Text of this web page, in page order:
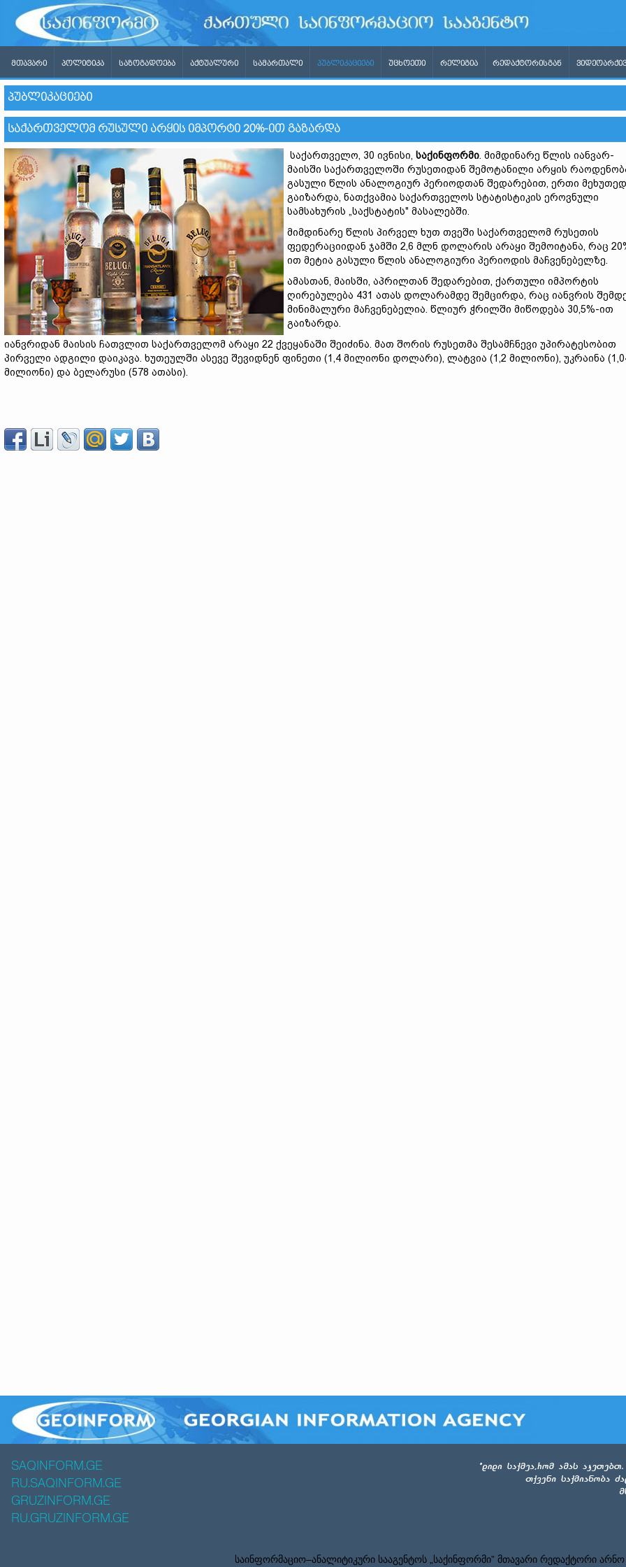
ᲛᲗᲐᲕᲐᲠᲘ ᲞᲝᲚᲘᲢᲘᲙᲐ ᲡᲐᲖᲝᲒᲐᲓᲝᲔᲑᲐ ᲐᲥᲢᲣᲐᲚᲣᲠᲘ ᲡᲐᲛᲐᲠᲗᲐᲚᲘ ᲞᲣᲑᲚᲘᲙᲐᲪᲘᲔᲑᲘ ᲣᲪᲮᲝᲔᲗᲘ ᲠᲔᲚᲘᲒᲘᲐ ᲠᲔᲓᲐᲥᲢᲝᲠᲘᲡᲒᲐᲜ
ᲞᲣᲑᲚᲘᲙᲐᲪᲘᲔᲑᲘ
ᲡᲐᲥᲐᲠᲗᲕᲔᲚᲝᲛ ᲠᲣᲡᲣᲚᲘ ᲐᲠᲧᲘᲡ ᲘᲛᲞᲝᲠᲢᲘ 20%-ᲘᲗ ᲒᲐᲖᲐᲠᲓᲐ
საქართველო, 30 ივნისი, საქინფორმი. მიმდინარე წლის იანვარ-
მაისში საქართველოში რუსეთიდან შემოტანილი არყის
გასული წლის ანალოგიურ პერიოდთან შედარებით, ერთი
გაიზარდა, ნათქვამია საქართველოს სტატისტიკის ეროვნული
სამსახურის „საქსტატის" მასალებში.
მიმდინარე წლის პირველ ხუთ თვეში საქართველომ რუსეთის
ფედერაციიდან ჯამში 2,6 მლნ დოლარის არაყი შემოიტანა, რაც
ით მეტია გასული წლის ანალოგიური პერიოდის მაჩვენებელზე.
ამასთან, მაისში, აპრილთან შედარებით, ქართული იმპორტის
ღირებულება 431 ათას დოლარამდე შემცირდა, რაც იანვრის
მინიმალური მაჩვენებელია. წლიურ ჭრილში მიწოდება 30,5%-ით
გაიზარდა.
იანვრიდან მაისის ჩათვლით საქართველომ არაყი 22 ქვეყანაში შეიძინა. მათ შორის რუსეთმა შესამჩნევი უპირატესობით
პირველი ადგილი დაიკავა. ხუთეულში ასევე შევიდნენ ფინეთი (1,4 მილიონი დოლარი), ლატვია (1,2 მილიონი), უკრაინა
მილიონი) და ბელარუსი (578 ათასი).
SAQINFORM.GE
RU.SAQINFORM.GE
GRUZINFORM.GE
RU.GRUZINFORM.GE
საინფორმაციო–ანალიტიკური სააგენტოს „საქინფორმი” მთავარი რედაქტორი